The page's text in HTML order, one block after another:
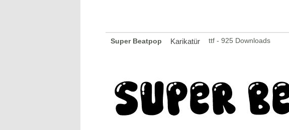
Super Beatpop Karikatür ttf - 925 Downloads